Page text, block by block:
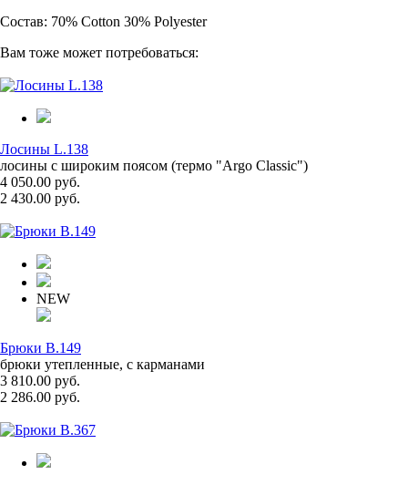
Состав: 70% Cotton 30% Polyester
Вам тоже может потребоваться:
Лосины L.138
лосины с широким поясом (термо "Argo Classic")
4 050.00 руб.
2 430.00 руб.
NEW
Брюки B.149
брюки утепленные, с карманами
3 810.00 руб.
2 286.00 руб.